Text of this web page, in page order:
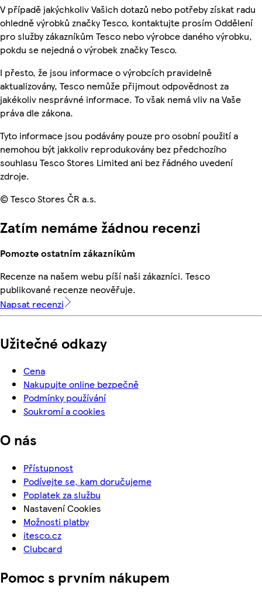
V případě jakýchkoliv Vašich dotazů nebo potřeby získat radu
ohledně výrobků značky Tesco, kontaktujte prosím Oddělení
pro služby zákazníkům Tesco nebo výrobce daného výrobku,
pokdu se nejedná o výrobek značky Tesco.
I přesto, že jsou informace o výrobcích pravidelně
aktualizovány, Tesco nemůže přijmout odpovědnost za
jakékoliv nesprávné informace. To však nemá vliv na Vaše
práva dle zákona.
Tyto informace jsou podávány pouze pro osobní použití a
nemohou být jakkoliv reprodukovány bez předchozího
souhlasu Tesco Stores Limited ani bez řádného uvedení
zdroje.
© Tesco Stores ČR a.s.
Zatím nemáme žádnou recenzi
Pomozte ostatním zákazníkům
Recenze na našem webu píší naši zákazníci. Tesco
publikované recenze neověřuje.
Napsat recenzi
Užitečné odkazy
Cena
Nakupujte online bezpečně
Podmínky používání
Soukromí a cookies
O nás
Přístupnost
Podívejte se, kam doručujeme
Poplatek za službu
Nastavení Cookies
Možnosti platby
itesco.cz
Clubcard
Pomoc s prvním nákupem